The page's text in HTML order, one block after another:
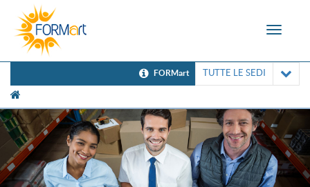
Toggle
FORMart TUTTE LE SEDI